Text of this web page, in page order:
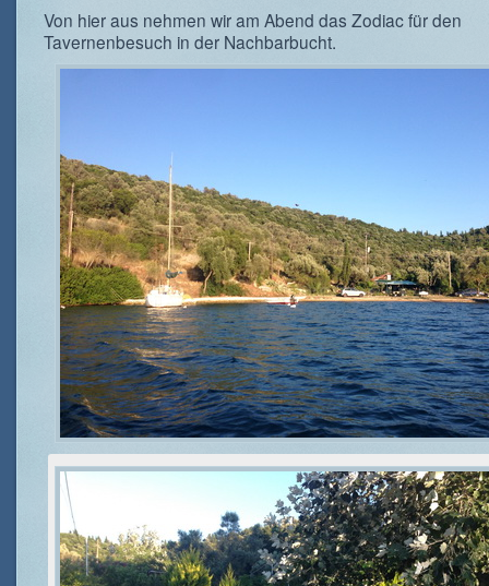
Von hier aus nehmen wir am Abend das Zodiac für den
Tavernenbesuch in der Nachbarbucht.